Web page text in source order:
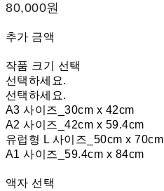
80,000원
추가 금액
작품 크기 선택
선택하세요.
선택하세요.
A3 사이즈_30cm x 42cm
A2 사이즈_42cm x 59.4cm
유럽형 L 사이즈_50cm x 70cm
A1 사이즈_59.4cm x 84cm
액자 선택